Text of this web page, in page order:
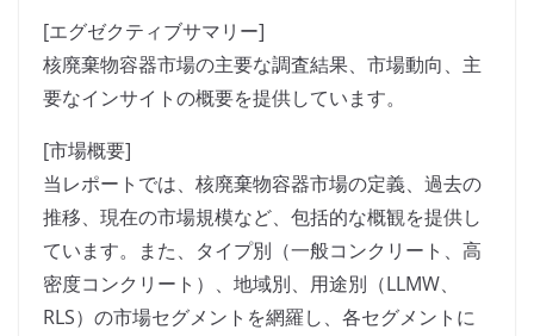
[エグゼクティブサマリー]
核廃棄物容器市場の主要な調査結果、市場動向、主
要なインサイトの概要を提供しています。
[市場概要]
当レポートでは、核廃棄物容器市場の定義、過去の
推移、現在の市場規模など、包括的な概観を提供し
ています。また、タイプ別（一般コンクリート、高
密度コンクリート）、地域別、用途別（LLMW、
RLS）の市場セグメントを網羅し、各セグメントに